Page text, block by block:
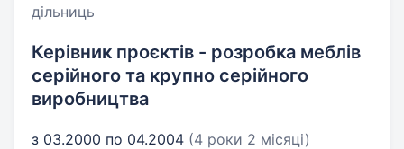
дільниць
Керівник проєктів - розробка меблів
серійного та крупно серійного
виробництва
з 03.2000 по 04.2004 (4 роки 2 місяці)